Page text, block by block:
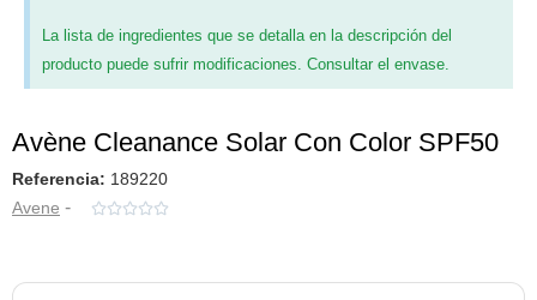
La lista de ingredientes que se detalla en la descripción del
producto puede sufrir modificaciones. Consultar el envase.
Avène Cleanance Solar Con Color SPF50
Referencia: 189220
Avene - 